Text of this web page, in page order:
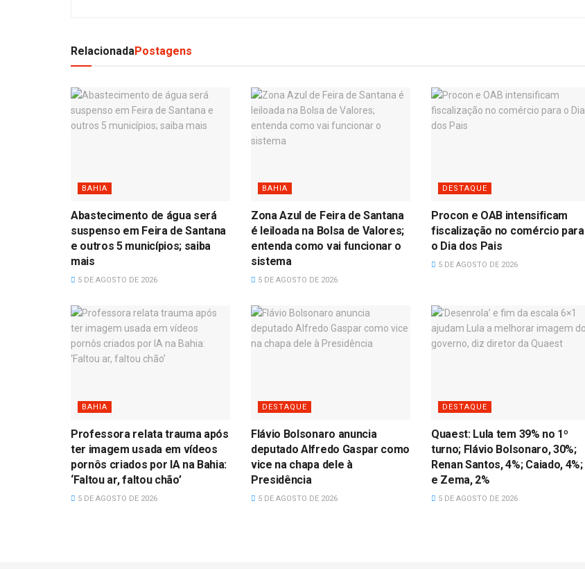
RelacionadaPostagens
BAHIA
Abastecimento de água será
suspenso em Feira de Santana
e outros 5 municípios; saiba
mais
5 DE AGOSTO DE 2026
BAHIA
Zona Azul de Feira de Santana
é leiloada na Bolsa de Valores;
entenda como vai funcionar o
sistema
5 DE AGOSTO DE 2026
DESTAQUE
Procon e OAB intensificam
fiscalização no comércio para
o Dia dos Pais
5 DE AGOSTO DE 2026
BAHIA
Professora relata trauma após
ter imagem usada em vídeos
pornôs criados por IA na Bahia:
‘Faltou ar, faltou chão’
5 DE AGOSTO DE 2026
DESTAQUE
Flávio Bolsonaro anuncia
deputado Alfredo Gaspar como
vice na chapa dele à
Presidência
5 DE AGOSTO DE 2026
DESTAQUE
Quaest: Lula tem 39% no 1º
turno; Flávio Bolsonaro, 30%;
Renan Santos, 4%; Caiado, 4%;
e Zema, 2%
5 DE AGOSTO DE 2026